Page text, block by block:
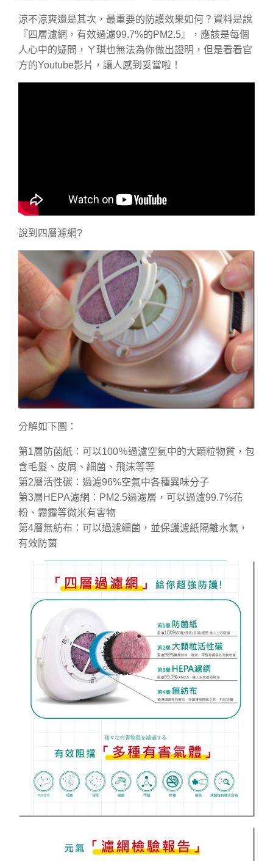
涼不涼爽還是其次，最重要的防護效果如何？資料是說
『四層濾網，有效過濾99.7%的PM2.5』，應該是每個
人心中的疑問，ㄚ琪也無法為你做出證明，但是看看官
方的Youtube影片，讓人感到妥當啦！
說到四層濾網?
分解如下圖：
第1層防菌紙：可以100％過濾空氣中的大顆粒物質，包
含毛髮、皮屑、細菌、飛沫等等
第2層活性碳：過濾96%空氣中各種異味分子
第3層HEPA濾網：PM2.5過濾層，可以過濾99.7%花
粉、霧霾等微米有害物
第4層無紡布：可以過濾細菌，並保護濾紙隔離水氣，
有效防菌